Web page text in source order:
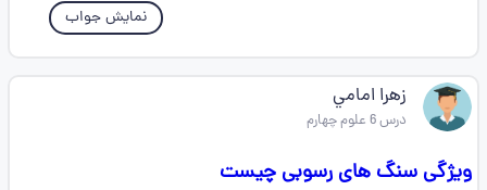
نمایش جواب
زهرا امامي
درس 6 علوم چهارم
ویژگی سنگ های رسوبی چیست